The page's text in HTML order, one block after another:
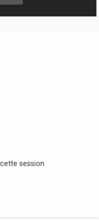
session